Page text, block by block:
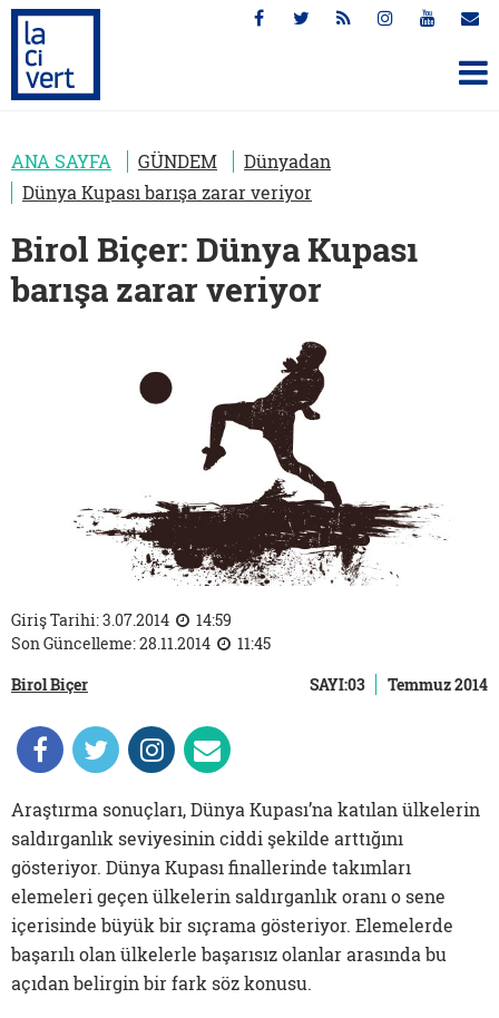
ANA SAYFA GÜNDEM
Dünyadan
Dünya Kupası barışa zarar veriyor
Birol Biçer: Dünya Kupası
barışa zarar veriyor
Giriş Tarihi: 3.07.2014
14:59
Son Güncelleme: 28.11.2014
11:45
Birol Biçer
SAYI:03 Temmuz 2014
Araştırma sonuçları, Dünya Kupası’na katılan ülkelerin
saldırganlık seviyesinin ciddi şekilde arttığını
gösteriyor. Dünya Kupası finallerinde takımları
elemeleri geçen ülkelerin saldırganlık oranı o sene
içerisinde büyük bir sıçrama gösteriyor. Elemelerde
başarılı olan ülkelerle başarısız olanlar arasında bu
açıdan belirgin bir fark söz konusu.